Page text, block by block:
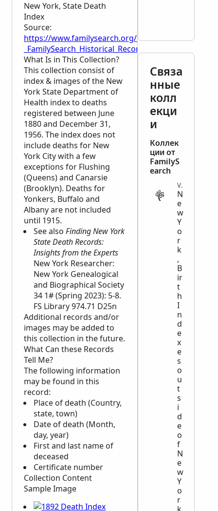
New York, State Death
Index
Source:
https://www.familysearch.org/en/wiki/
_FamilySearch_Historical_Records
What Is in This Collection?
This collection consist of
index & images of the New
York State Department of
Health index to deaths
registered between June
1880 and December 31,
1956. The index does not
include deaths for New
York City with a few
exceptions for Flushing
(Queens) and Canarsie
(Brooklyn). Deaths for
Yonkers, Buffalo and
Albany are not included
until 1915.
See also Finding New York
State Death Records:
Insights from the Experts
New York Researcher:
New York Genealogical
and Biographical Society
34 1# (Spring 2023): 5-8.
FS Library 974.71 D25n
Additional records and/or
images may be added to
this collection in the future.
What Can these Records
Tell Me?
The following information
may be found in this
record:
Place of death (Country,
state, town)
Date of death (Month,
day, year)
First and last name of
deceased
Certificate number
Collection Content
Sample Image
Связа
нные
колл
екци
и
Коллек
ции от
FamilyS
earch
VITAL
N
e
w
Y
o
r
k
,
B
ir
t
h
I
n
d
e
x
e
s
o
u
t
s
i
d
e
o
f
N
e
w
Y
o
r